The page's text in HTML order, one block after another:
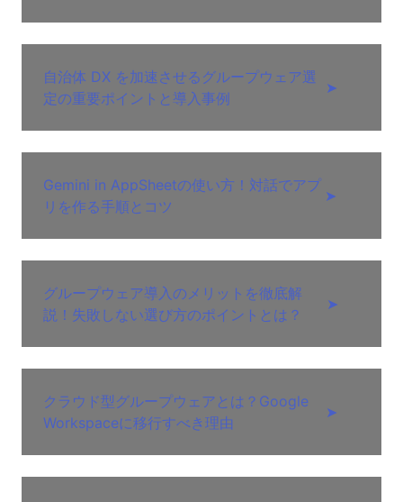
自治体 DX を加速させるグループウェア選
定の重要ポイントと導入事例
➤
Gemini in AppSheetの使い方！対話でアプ
リを作る手順とコツ
➤
グループウェア導入のメリットを徹底解
説！失敗しない選び方のポイントとは？
➤
クラウド型グループウェアとは？Google
Workspaceに移行すべき理由
➤